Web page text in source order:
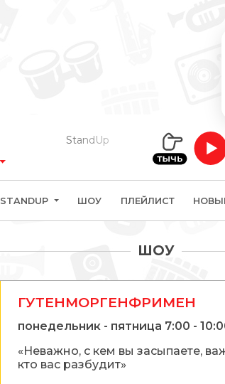
StandUp
STANDUP ШОУ ПЛЕЙЛИСТ
ШОУ
ГУТЕНМОРГЕНФРИМЕН
понедельник - пятница 7:00 -
«Неважно, с кем вы засыпаете,
кто вас разбудит»